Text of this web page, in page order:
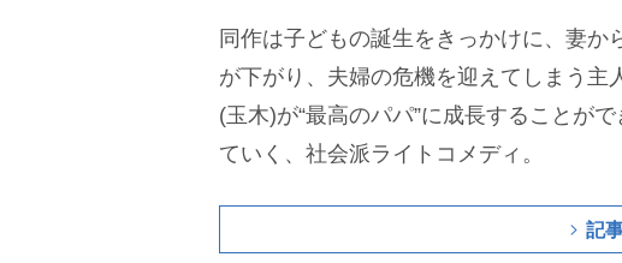
同作は子どもの誕生をきっかけに、妻か
が下がり、夫婦の危機を迎えてしまう主
(玉木)が“最高のパパ”に成長することが
ていく、社会派ライトコメディ。
記